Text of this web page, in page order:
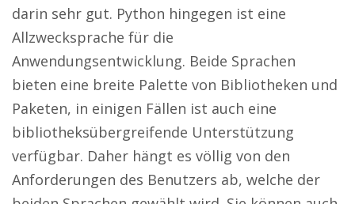
darin sehr gut. Python hingegen ist eine
Allzwecksprache für die
Anwendungsentwicklung. Beide Sprachen
bieten eine breite Palette von Bibliotheken und
Paketen, in einigen Fällen ist auch eine
bibliotheksübergreifende Unterstützung
verfügbar. Daher hängt es völlig von den
Anforderungen des Benutzers ab, welche der